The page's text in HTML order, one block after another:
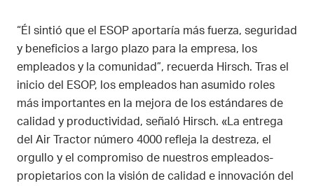
“Él sintió que el ESOP aportaría más fuerza, seguridad
y beneficios a largo plazo para la empresa, los
empleados y la comunidad”, recuerda Hirsch. Tras el
inicio del ESOP, los empleados han asumido roles
más importantes en la mejora de los estándares de
calidad y productividad, señaló Hirsch. «La entrega
del Air Tractor número 4000 refleja la destreza, el
orgullo y el compromiso de nuestros empleados-
propietarios con la visión de calidad e innovación del